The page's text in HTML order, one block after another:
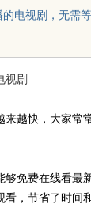
电视剧，无需
视剧
来越快，大家常
够免费在线看最
，节省了时间